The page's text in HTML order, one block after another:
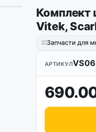
Комплект
Vitek,
Запчасти для
АРТИКУЛ